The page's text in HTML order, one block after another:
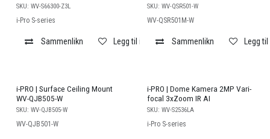
SKU: WV-S66300-Z3L
i-Pro S-series
Sammenlikn Legg til i ønskeliste
SKU: WV-QSR501-W
WV-QSR501M-W
Sammenlikn Legg
i-PRO | Surface Ceiling Mount
WV-QJB505-W
SKU: WV-QJB505-W
WV-QJB501-W
i-PRO | Dome Kamera 2MP Vari-
focal 3xZoom IR AI
SKU: WV-S2536LA
i-Pro S-series